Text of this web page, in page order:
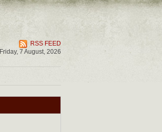
RSS FEED
Friday, 7 August, 2026